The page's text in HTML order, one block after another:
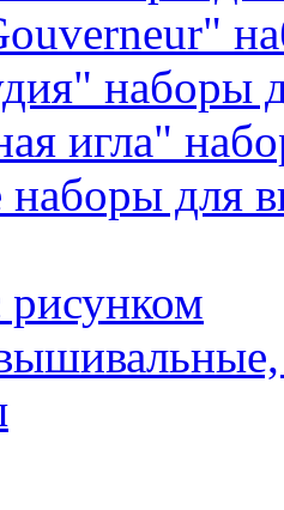
наборы
игла"
наборы для
рисунком